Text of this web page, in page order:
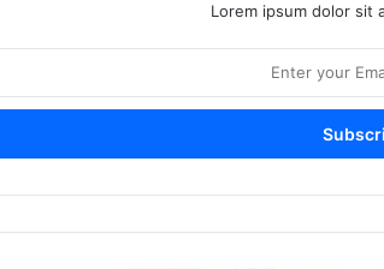
Lorem ipsum dolor sit